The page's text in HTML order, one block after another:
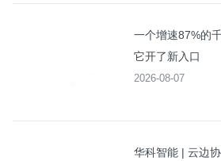
一个增速87%的
它开了新入口
2026-08-07
华科智能 | 云边